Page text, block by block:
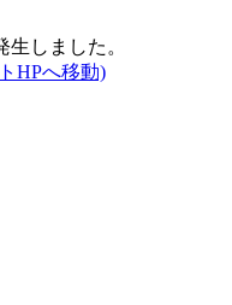
しました。
HPへ移動)